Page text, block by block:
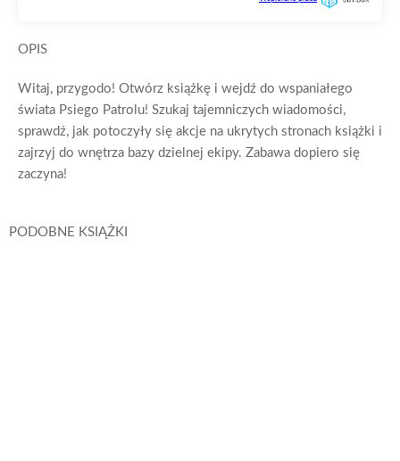
OPIS
Witaj, przygodo! Otwórz książkę i wejdź do wspaniałego
świata Psiego Patrolu! Szukaj tajemniczych wiadomości,
sprawdź, jak potoczyły się akcje na ukrytych stronach książki i
zajrzyj do wnętrza bazy dzielnej ekipy. Zabawa dopiero się
zaczyna!
PODOBNE KSIĄŻKI